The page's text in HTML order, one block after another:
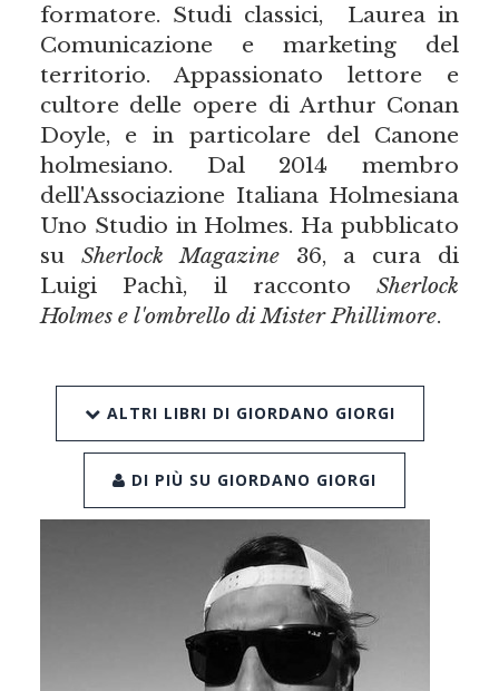
formatore. Studi classici, Laurea in
Comunicazione e marketing del
territorio. Appassionato lettore e
cultore delle opere di Arthur Conan
Doyle, e in particolare del Canone
holmesiano. Dal 2014 membro
dell'Associazione Italiana Holmesiana
Uno Studio in Holmes.​ Ha pubblicato
su Sherlock Magazine36, a cura di
Luigi Pachì, il raccontoSherlock
Holmes e l'ombrello di Mister Phillimore.
ALTRI LIBRI DI GIORDANO GIORGI
DI PIÙ SU GIORDANO GIORGI